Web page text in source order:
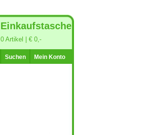
Einkaufstasche
0 Artikel | € 0,-
Mein Konto
Suchen